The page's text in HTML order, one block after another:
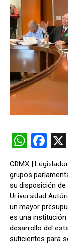
W
h
at
s
A
p
p
F
a
ce
b
o
o
k
CDMX |
grupos
su disposición de
Universidad
un mayor
es una institución
desarrollo del
suficientes para